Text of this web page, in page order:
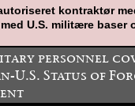
kontraktør
U.S. militære baser
personnel
U.S. Status of